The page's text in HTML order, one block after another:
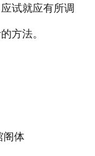
试就应有所调
方法。
体